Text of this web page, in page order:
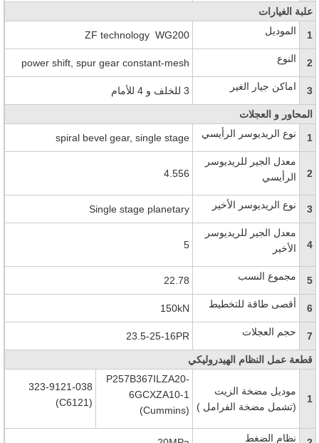
علبة الغيارات
1 الموديل ZF technology WG200
2 النوع power shift, spur gear constant-mesh
3 اماكن جيار الغير 3 للخلف و 4 للأمام
المحاور و العجلات
1 نوع الريديوسر الرأيسي spiral bevel gear, single stage
2
معدل الجير للريديوسر
الرأيسي
4.556
3 نوع الريديوسر الأخير Single stage planetary
4
معدل الجير للريديوسر
الأخير
5
5 مجموع النسب 22.78
6 أقصى طاقة للتخطيط 150kN
7 حجم العجلات 23.5-25-16PR
قطعة عمل النظام الهيدروليكي
1
موديل مضخة الزيت
(تشمل مضخة الفرامل )
P257B367ILZA20-
6GCXZA10-1
(Cummins)
323-9121-038
(C6121)
نظام الضغط